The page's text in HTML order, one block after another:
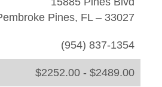
Pines, FL – 33027
(954) 837-1354
$2252.00 - $2489.00